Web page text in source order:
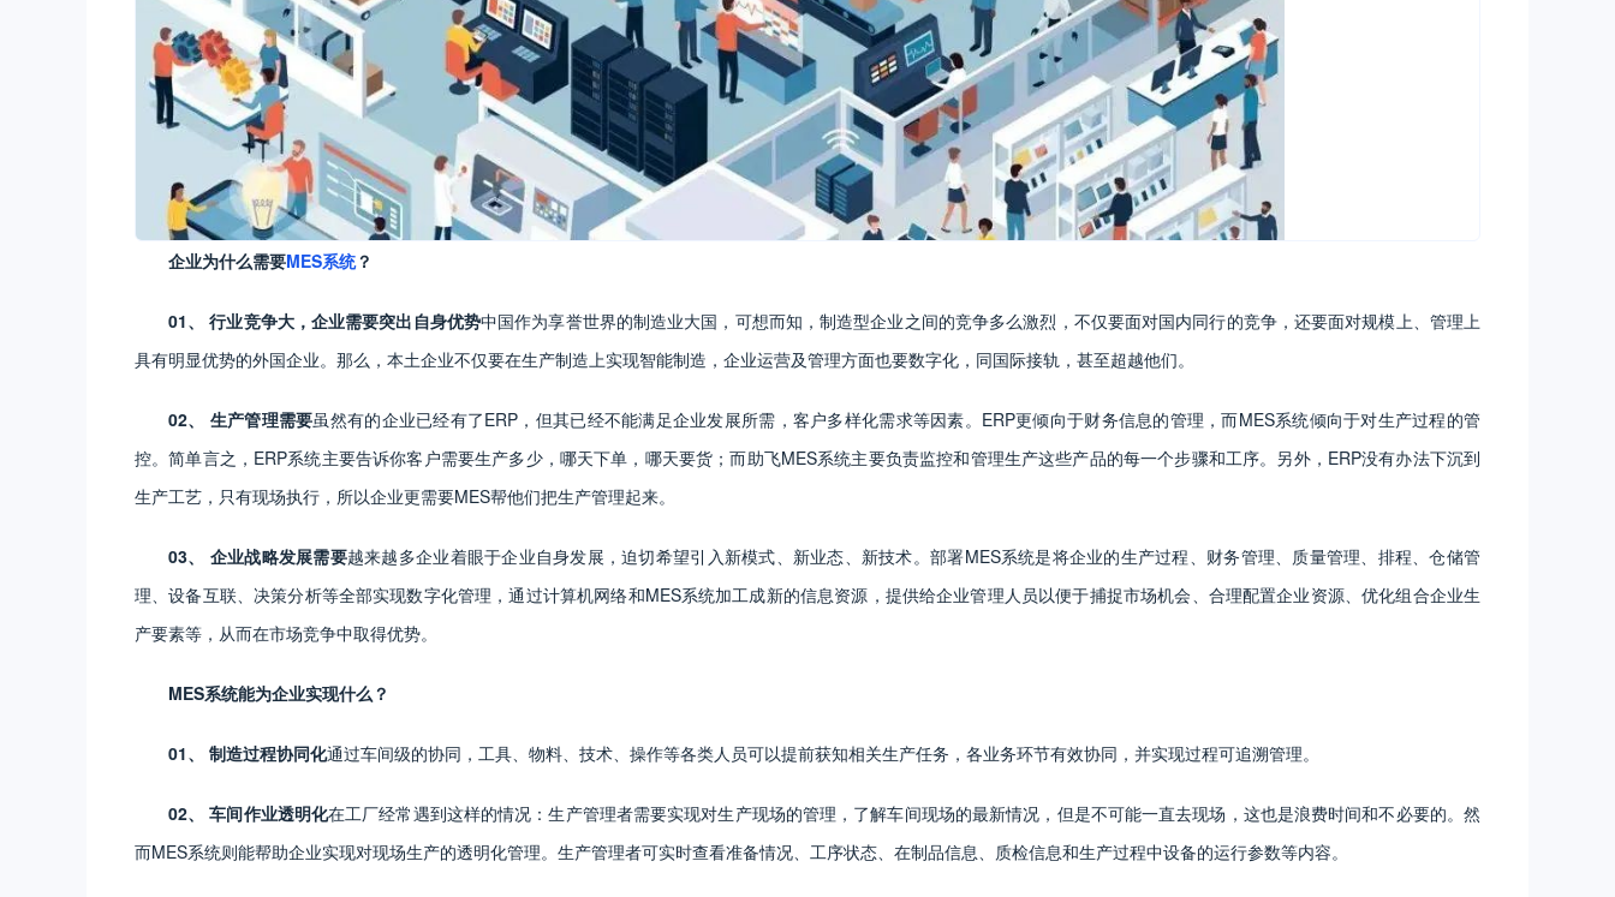
企业为什么需要MES系统？
01、 行业竞争大，企业需要突出自身优势中国作为享誉世界的制造业大国，可想而知，制造型企业之间的竞争多么激烈，不仅要面对国内同行的竞争，还要面对规模上、管理上
具有明显优势的外国企业。那么，本土企业不仅要在生产制造上实现智能制造，企业运营及管理方面也要数字化，同国际接轨，甚至超越他们。
02、 生产管理需要虽然有的企业已经有了ERP，但其已经不能满足企业发展所需，客户多样化需求等因素。ERP更倾向于财务信息的管理，而MES系统倾向于对生产过程的管
控。简单言之，ERP系统主要告诉你客户需要生产多少，哪天下单，哪天要货；而助飞MES系统主要负责监控和管理生产这些产品的每一个步骤和工序。另外，ERP没有办法下沉到
生产工艺，只有现场执行，所以企业更需要MES帮他们把生产管理起来。
03、 企业战略发展需要越来越多企业着眼于企业自身发展，迫切希望引入新模式、新业态、新技术。部署MES系统是将企业的生产过程、财务管理、质量管理、排程、仓储管
理、设备互联、决策分析等全部实现数字化管理，通过计算机网络和MES系统加工成新的信息资源，提供给企业管理人员以便于捕捉市场机会、合理配置企业资源、优化组合企业生
产要素等，从而在市场竞争中取得优势。
MES系统能为企业实现什么？
01、 制造过程协同化通过车间级的协同，工具、物料、技术、操作等各类人员可以提前获知相关生产任务，各业务环节有效协同，并实现过程可追溯管理。
02、 车间作业透明化在工厂经常遇到这样的情况：生产管理者需要实现对生产现场的管理，了解车间现场的最新情况，但是不可能一直去现场，这也是浪费时间和不必要的。然
而MES系统则能帮助企业实现对现场生产的透明化管理。生产管理者可实时查看准备情况、工序状态、在制品信息、质检信息和生产过程中设备的运行参数等内容。